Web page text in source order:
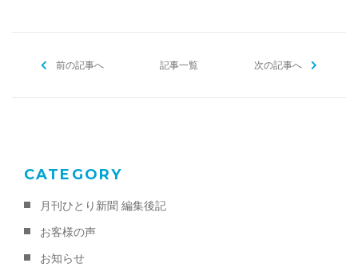
o
前の記事へ 記事一覧 次の記事へ
CATEGORY
月刊ひとり新聞 編集後記
お客様の声
お知らせ